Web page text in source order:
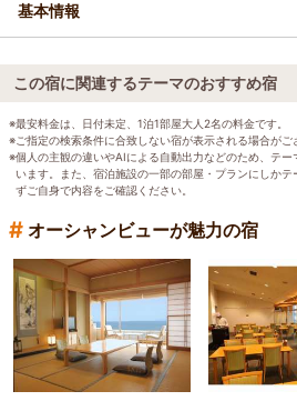
基本情報
この宿に関連するテーマのおすすめ宿
※最安料金は、日付未定、1泊1部屋大人2名の料金です。
※ご指定の検索条件に合致しない宿が表示される場合がご
※個人の主観の違いやAIによる自動出力などのため、テ
います。また、宿泊施設の一部の部屋・プランにしか
ずご自身で内容をご確認ください。
# オーシャンビューが魅力の宿